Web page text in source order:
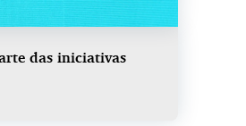
das iniciativas